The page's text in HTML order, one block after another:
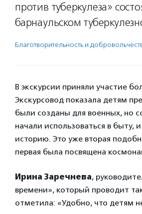
против туберкулеза»
барнаульском
Благотвори­тель­ность и
В экскурсии приняли участие
Экскурсовод показала детям
были созданы для военных, но
начали использоваться в быту,
историю. Это уже вторая
первая была посвящена
Ирина Заречнева,
времени», который проводит
отметила: «Удобно, что детям